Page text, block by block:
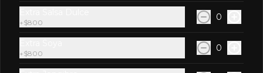
Zona de Delivery
Términos y condiciones
Política de privacidad
+$800
0
+$800
0